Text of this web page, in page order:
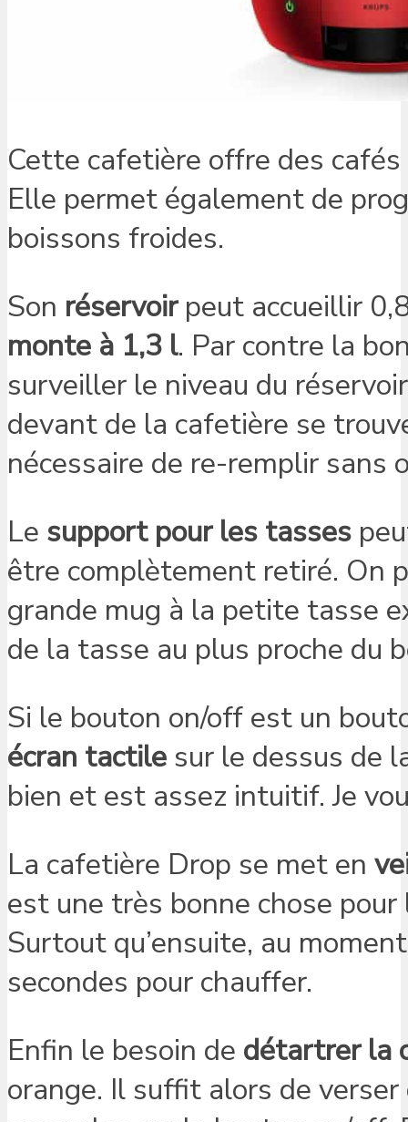
Cette cafetière offre des
Elle permet également de
boissons froides.
Son réservoirpeut accueillir
monte à 1,3 l. Par contre la
surveiller le niveau du
devant de la cafetière se
nécessaire de re-remplir sans
Le support pour les tasses
être complètement retiré. On
grande mug à la petite tasse
de la tasse au plus proche du
Si le bouton on/off est un
écran tactile sur le dessus de
bien et est assez intuitif. Je
La cafetière Drop se met en
est une très bonne chose
Surtout qu’ensuite, au
secondes pour chauffer.
Enfin le besoin de détartrer la
orange. Il suffit alors de